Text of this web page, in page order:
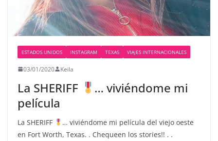
ESTADOS UNIDOS INSTAGRAM TEXAS VIAJES INTERNACIONALES
03/01/2020 Keila
La SHERIFF
… viviéndome mi
película
La SHERIFF
… viviéndome mi película del viejo oeste
en Fort Worth, Texas. . Chequeen los stories!! . .